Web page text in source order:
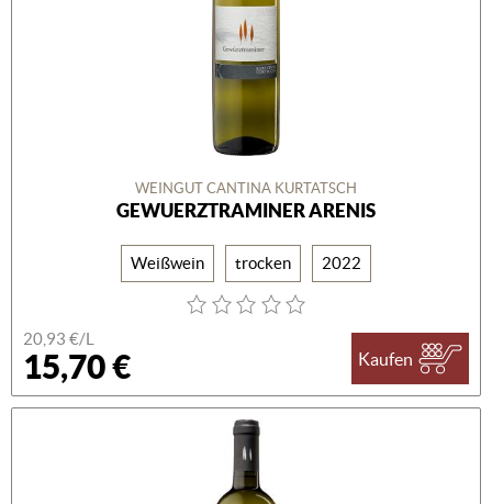
WEINGUT CANTINA KURTATSCH
GEWUERZTRAMINER ARENIS
Weißwein trocken 2022
20,93 €/L
15,70 € Kaufen